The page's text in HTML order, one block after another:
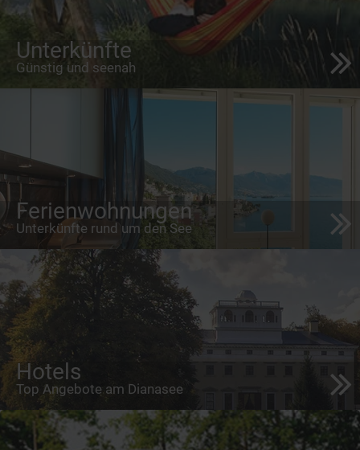
Unterkünfte
Günstig und seenah
Ferienwohnungen
Unterkünfte rund um den See
Hotels
Top Angebote am Dianasee